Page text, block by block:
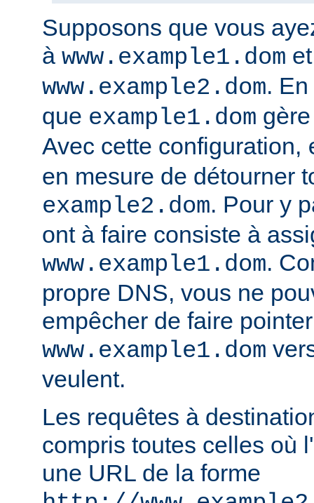
Supposons que vous
à www.example1.dom
www.example2.dom.
que example1.dom
Avec cette configuration,
en mesure de détourner
example2.dom. Pour y
ont à faire consiste à
www.example1.dom.
propre DNS, vous ne
empêcher de faire
www.example1.dom
veulent.
Les requêtes à
compris toutes celles où
une URL de la forme